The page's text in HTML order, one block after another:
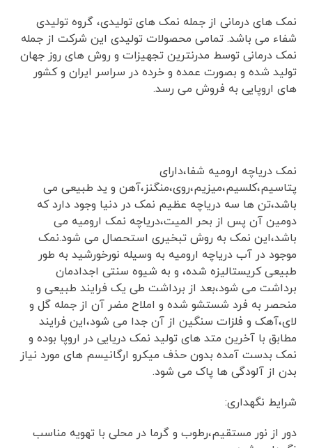
نمک های درمانی از جمله نمک های تولیدی، گروه تولیدی
شفاء می باشد. تمامی محصولات تولیدی این شرکت از جمله
نمک درمانی توسط مدرنترین تجهیزات و روش های روز جهان
تولید شده و بصورت عمده و خرده در سراسر ایران و کشور
های اروپایی به فروش می رسد.
نمک دریاچه ارومیه شفا،دارای
پتاسیم،کلسیم،میزیم،روی،منگنز،آهن و ید طبیعی می
باشد،تن ها سه دریاچه عظیم نمک در دنیا وجود دارد که
دومین آن پس از بحر المیت،دریاچه نمک ارومیه می
باشد،این نمک به روش تبخیری استحصال می شود.نمک
موجود در آب دریاچه ارومیه به وسیله نورخورشید به طور
طبیعی کریستالیزه شده، و به شیوه سنتی اجدادمان
برداشت می شود،بعد از برداشت طی یک فرایند طبیعی و
منحصر به فرد شستشو شده و املاح مضر آن از جمله گل و
لای،آهک و فلزات سنگین از آن جدا می شود،این فرایند
مطابق با آخرین متد های تولید نمک دریایی در اروپا بوده و
نمک بدست آمده بدون حذف میکرو ارگانیسم های مورد نیاز
بدن از آلودگی ها پاک می شود.
شرایط نگهداری:
دور از نور مستقیم،رطوب و گرما در محلی با تهویه مناسب